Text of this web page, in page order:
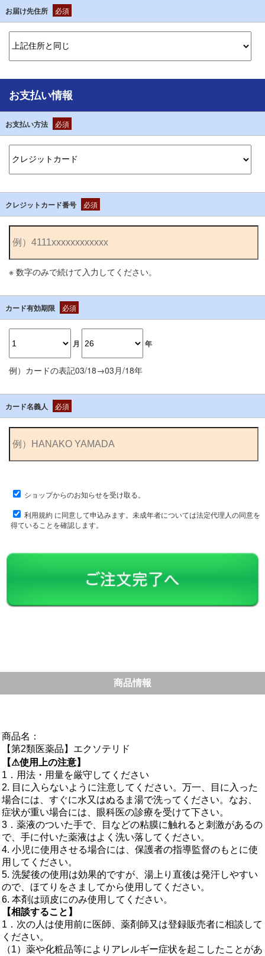
お届け先住所 必須
お支払い情報
お支払い方法 必須
クレジットカード番号 必須
※ 数字のみで続けて入力してください。
カード有効期限 必須
月 年
例）カードの表記03/18→03月/18年
カード名義人 必須
ショップからのお知らせを受け取る。
利用規約に同意して申込みます。未成年者については法定代理人の同意を
得ていることを確認します。
商品情報
商品名：
【第2類医薬品】エクソテリド
【⚠使用上の注意】
1．用法・用量を厳守してください
2. 目に入らないように注意してください。万一、目に入った
場合には、すぐに水又はぬるま湯で洗ってください。なお、
症状が重い場合には、眼科医の診療を受けて下さい。
3．薬液のついた手で、目などの粘膜に触れると刺激があるの
で、手に付いた薬液はよく洗い落してください。
4. 小児に使用させる場合には、保護者の指導監督のもとに使
用してください。
5. 洗髪後の使用は効果的ですが、湯上り直後は発汗しやすい
ので、ほてりをさましてから使用してください。
6. 本剤は頭皮にのみ使用してください。
【相談すること】
1．次の人は使用前に医師、薬剤師又は登録販売者に相談して
ください。
（1）薬や化粧品等によりアレルギー症状を起こしたことがあ